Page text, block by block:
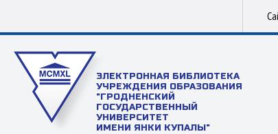
ЭЛЕКТРОННАЯ БИБЛИОТЕКА
УЧРЕЖДЕНИЯ ОБРАЗОВАНИЯ
"ГРОДНЕНСКИЙ
ГОСУДАРСТВЕННЫЙ
УНИВЕРСИТЕТ
ИМЕНИ ЯНКИ КУПАЛЫ"